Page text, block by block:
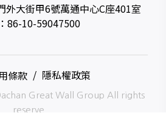
外大街甲6號萬通中心C座401室
86-10-59047500
條款 隱私權政策
Great Wall Group All rights
reserve.